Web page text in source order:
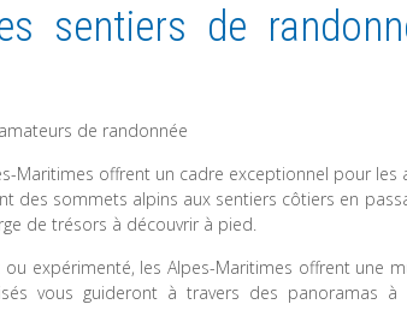
sentiers de
de randonnée
Maritimes offrent un cadre exceptionnel pour
des sommets alpins aux sentiers côtiers en
de trésors à découvrir à pied.
expérimenté, les Alpes-Maritimes offrent une
vous guideront à travers des panoramas